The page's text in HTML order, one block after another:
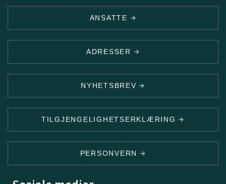
ANSATTE
ADRESSER
NYHETSBREV
TILGJENGELIGHETSERKLÆRING
PERSONVERN